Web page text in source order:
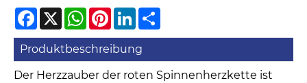
Facebook
X WhatsAppPinterestLinkedIn
Produktbeschreibung
Der Herzzauber der roten Spinnenherzkette ist